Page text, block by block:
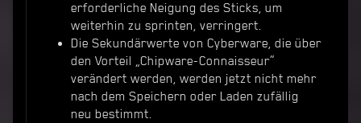
erforderliche Neigung des Sticks, um
weiterhin zu sprinten, verringert.
Die Sekundärwerte von Cyberware, die über
den Vorteil „Chipware-Connaisseur“
verändert werden, werden jetzt nicht mehr
nach dem Speichern oder Laden zufällig
neu bestimmt.